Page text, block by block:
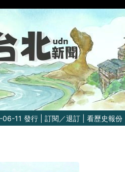
11 發行 | 訂閱／退訂 看歷史報份